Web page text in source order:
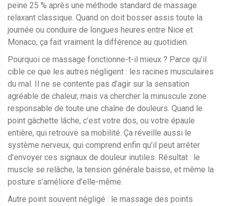
peine 25 % après une méthode standard de massage
relaxant classique. Quand on doit bosser assis toute la
journée ou conduire de longues heures entre Nice et
Monaco, ça fait vraiment la différence au quotidien.
Pourquoi ce massage fonctionne-t-il mieux ? Parce qu’il
cible ce que les autres négligent : les racines musculaires
du mal. Il ne se contente pas d’agir sur la sensation
agréable de chaleur, mais va chercher la minuscule zone
responsable de toute une chaîne de douleurs. Quand le
point gâchette lâche, c’est votre dos, ou votre épaule
entière, qui retrouve sa mobilité. Ça réveille aussi le
système nerveux, qui comprend enfin qu’il peut arrêter
d’envoyer ces signaux de douleur inutiles. Résultat : le
muscle se relâche, la tension générale baisse, et même la
posture s’améliore d’elle-même.
Autre point souvent négligé : le massage des points